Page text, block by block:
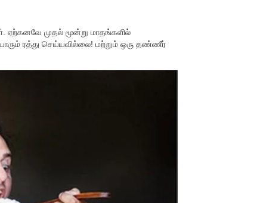
முதல் மூன்று மாதங்களில்
ரத்து செய்யவில்லை! மற்றும் ஒரு தண்ணீர்